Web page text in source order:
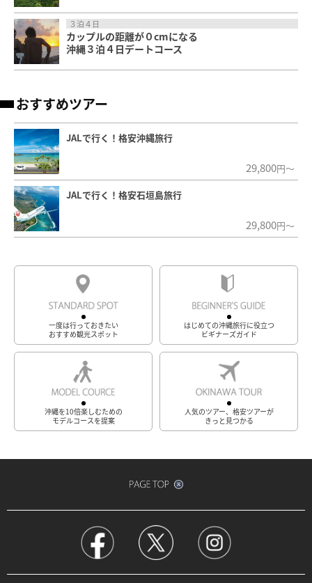
３泊４日
カップルの距離が０cmになる
沖縄３泊４日デートコース
おすすめツアー
JALで行く！格安沖縄旅行
29,800円～
JALで行く！格安石垣島旅行
29,800円～
一度は行っておきたい
おすすめ観光スポット
はじめての沖縄旅行に役立つ
ビギナーズガイド
沖縄を10倍楽しむための
モデルコースを提案
人気のツアー、格安ツアーが
きっと見つかる